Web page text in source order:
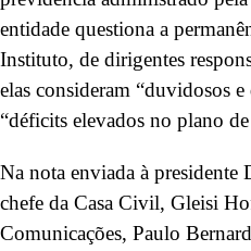
entidade questiona a
Instituto, de dirigentes
elas consideram “duvidosos
“déficits elevados no plano
Na nota enviada à presidente
chefe da Casa Civil, Gleisi
Comunicações, Paulo